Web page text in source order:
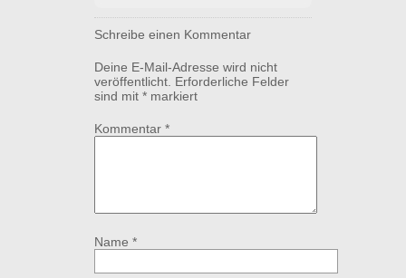
Schreibe einen Kommentar
Deine E-Mail-Adresse wird nicht
veröffentlicht. Erforderliche Felder
sind mit * markiert
Kommentar *
Name *